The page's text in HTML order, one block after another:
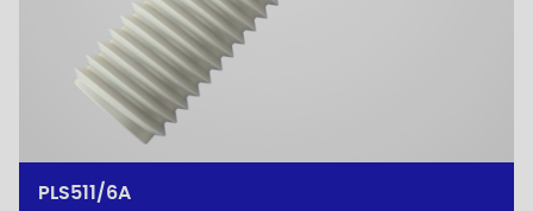
PLS511/6A